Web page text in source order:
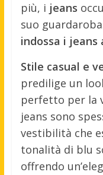
più, i jeans
suo
indossa i jeans
Stile casual e
predilige un
perfetto per la
jeans sono
vestibilità che
tonalità di blu
offrendo